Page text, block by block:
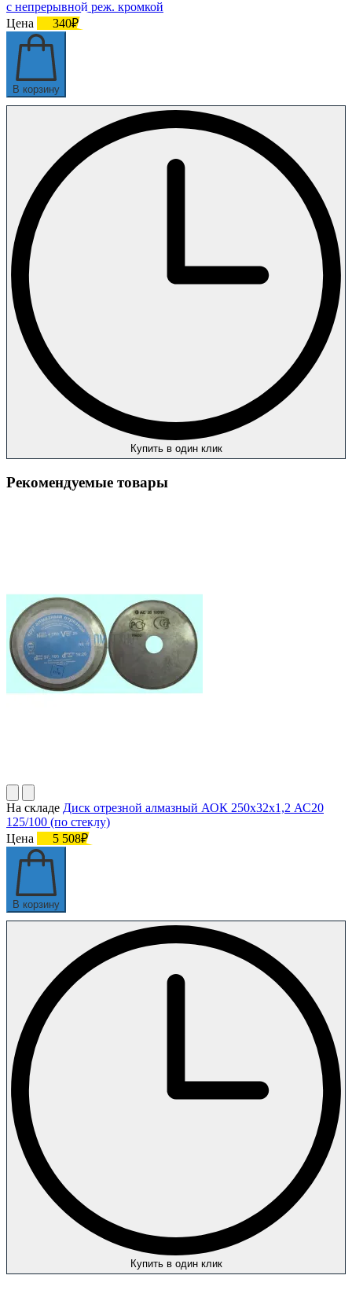
с непрерывной реж. кромкой
Цена
340₽
В корзину
Купить в один клик
Рекомендуемые товары
На складе Диск отрезной алмазный АОК 250х32х1,2 АС20
125/100 (по стеклу)
Цена
5 508₽
В корзину
Купить в один клик